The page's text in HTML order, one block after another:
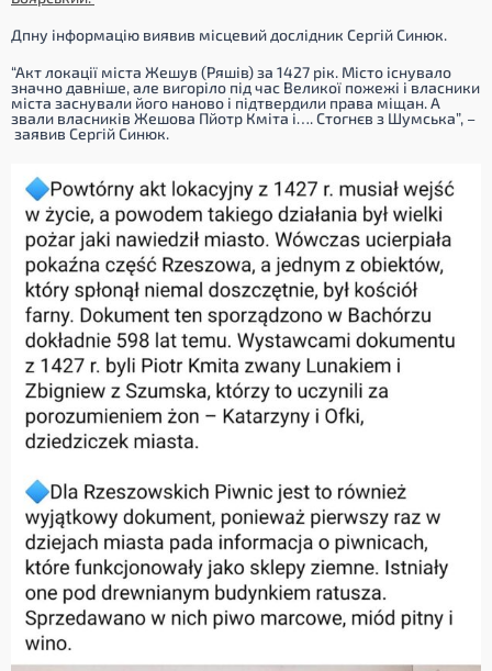
Дпну інформацію виявив місцевий дослідник Сергій Синюк.
“Акт локації міста Жешув (Ряшів) за 1427 рік. Місто існувало
значно давніше, але вигоріло під час Великої пожежі і власники
міста заснували його наново і підтвердили права міщан. А
звали власників Жешова Пйотр Кміта і…. Стогнєв з Шумська”, –
заявив Сергій Синюк.